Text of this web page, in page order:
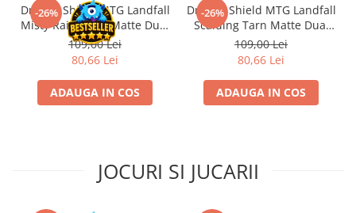
altele
Final Fantasy
Grand Archive TCG
Alte TCG-uri
Carti singles
-26%
Dragon Shield MTG Landfall
Misty Rainforest Matte Dual
Sleeves 100 buc
109,00 Lei
80,66 Lei
ADAUGA IN COS
-26%
Dragon Shield MTG Landfall
Scalding Tarn Matte Dual
Sleeves 100 buc
109,00 Lei
80,66 Lei
ADAUGA IN COS
JOCURI SI JUCARII